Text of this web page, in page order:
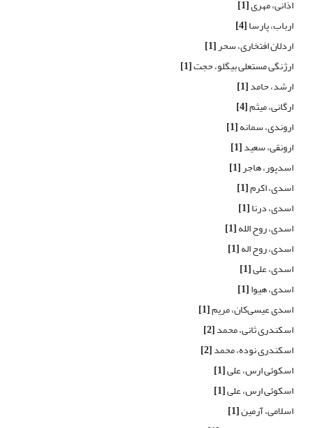
اذانی، مهری[1]
ارباب، پارسا[4]
اردلان افتخاری، سحر[1]
ارژنگی مستعلی بیگلو، حجت[1]
ارشد، حامد[1]
ارگانی، میثم[4]
اروندی، سمانه[1]
ارونقی، سعید[1]
اسدپور، هاجر[1]
اسدی، اکرم[1]
اسدی، درنا[1]
اسدی، روح الله[1]
اسدی، روح اله[1]
اسدی، علی[1]
اسدی، هیوا[1]
اسدی عیسی‌کان، مریم[1]
اسکندری ثانی، محمد[2]
اسکندری نوده، محمد[2]
اسکوئی ارس، علی[1]
اسکوئی ارس، علی[1]
اسلامی، آرمین[1]